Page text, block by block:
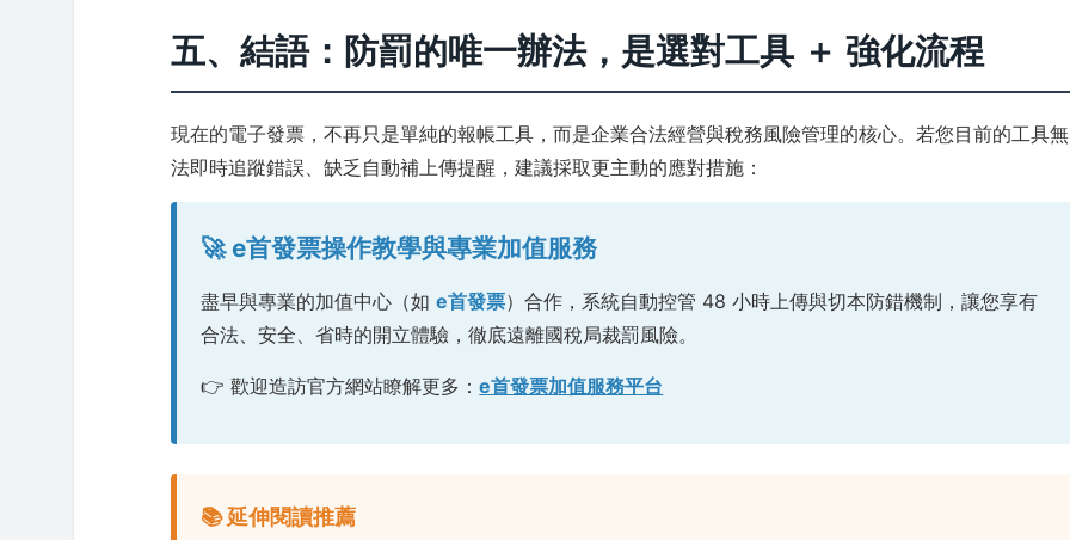
五、結語：防罰的唯一辦法，是選對工具 ＋ 強化流程
現在的電子發票，不再只是單純的報帳工具，而是企業合法經營與稅務風險管理的核心。若您目前的工具無
法即時追蹤錯誤、缺乏自動補上傳提醒，建議採取更主動的應對措施：
🚀 e首發票操作教學與專業加值服務
盡早與專業的加值中心（如e首發票）合作，系統自動控管 48 小時上傳與切本防錯機制，讓您享有
合法、安全、省時的開立體驗，徹底遠離國稅局裁罰風險。
👉 歡迎造訪官方網站瞭解更多：e首發票加值服務平台
📚 延伸閱讀推薦